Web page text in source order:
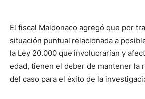
El fiscal Maldonado agregó que por
situación puntual relacionada a
la Ley 20.000 que involucrarían y
edad, tienen el deber de mantener la
del caso para el éxito de la